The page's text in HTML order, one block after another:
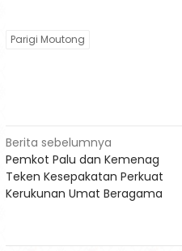
Parigi Moutong
Navigasi
pos
Berita sebelumnya
Pemkot Palu dan Kemenag
Teken Kesepakatan Perkuat
Kerukunan Umat Beragama